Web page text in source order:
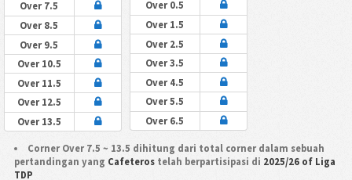
Over 7.5
Over 8.5
Over 9.5
Over 10.5
Over 11.5
Over 12.5
Over 13.5
Over 0.5
Over 1.5
Over 2.5
Over 3.5
Over 4.5
Over 5.5
Over 6.5
Corner Over 7.5 ~ 13.5 dihitung dari total corner dalam sebuah
pertandingan yang Cafeterostelah berpartisipasi di 2025/26 of Liga
TDP